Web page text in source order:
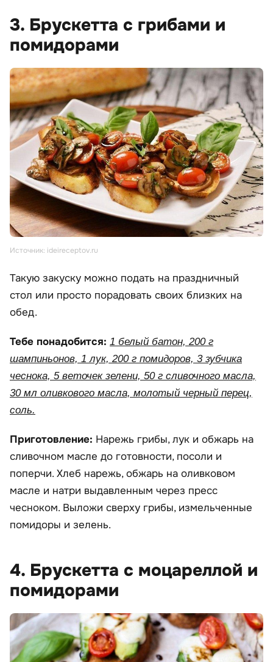
3. Брускетта с грибами и
помидорами
Источник: ideireceptov.ru
Такую закуску можно подать на праздничный
стол или просто порадовать своих близких на
обед.
Тебе понадобится: 1 белый батон, 200 г
шампиньонов, 1 лук, 200 г помидоров, 3 зубчика
чеснока, 5 веточек зелени, 50 г сливочного масла,
30 мл оливкового масла, молотый черный перец,
соль.
Приготовление: Нарежь грибы, лук и обжарь на
сливочном масле до готовности, посоли и
поперчи. Хлеб нарежь, обжарь на оливковом
масле и натри выдавленным через пресс
чесноком. Выложи сверху грибы, измельченные
помидоры и зелень.
4. Брускетта с моцареллой и
помидорами